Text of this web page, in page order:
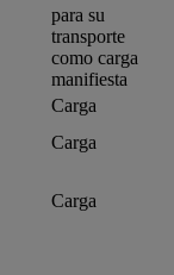
para su
transporte
como carga
manifiesta
Carga
Carga
Carga